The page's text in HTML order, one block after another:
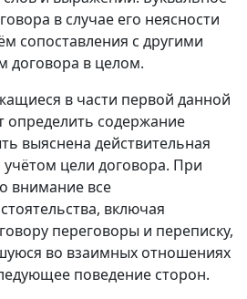
в случае его неясности
сопоставления с другими
договора в целом.
в части первой данной
определить содержание
выяснена действительная
цели договора. При
внимание все
включая
переговоры и переписку,
во взаимных отношениях
поведение сторон.